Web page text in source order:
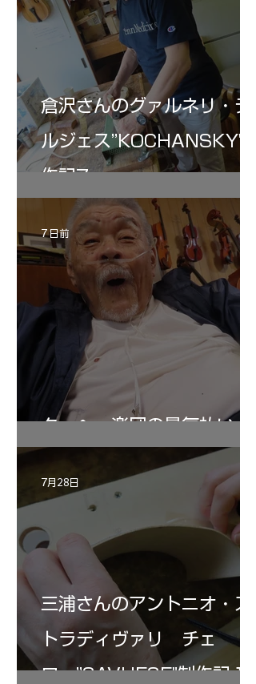
倉沢さんのグァルネリ・デ
ルジェス”KOCHANSKY"制
作記7
ターヘー楽団の暑気払い
7 日前
三浦さんのアントニオ・ス
トラディヴァリ チェ
ロ ”SAVUESE"制作記１2
7月28日